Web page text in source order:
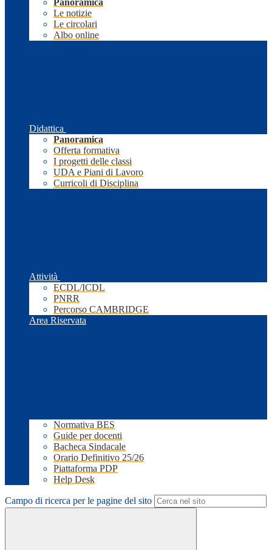
Panoramica
Le notizie
Le circolari
Albo online
Didattica
Panoramica
Offerta formativa
I progetti delle classi
UDA e Piani di Lavoro
Curricoli di Disciplina
Attività
ECDL/ICDL
PNRR
Percorso CAMBRIDGE
Area Riservata
Normativa BES
Guide per docenti
Bacheca Sindacale
Orario Definitivo 25/26
Piattaforma PDP
Help Desk
Campo di ricerca per le pagine del sito